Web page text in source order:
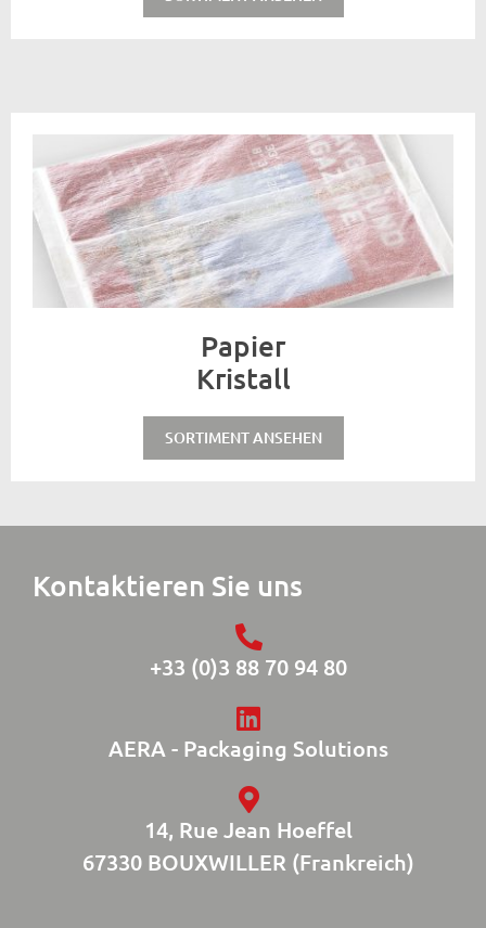
Papier
Kristall
SORTIMENT ANSEHEN
Kontaktieren Sie uns
+33 (0)3 88 70 94 80
AERA - Packaging Solutions
14, Rue Jean Hoeffel
67330 BOUXWILLER (Frankreich)